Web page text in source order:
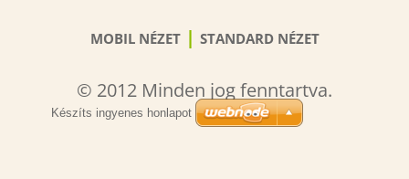
MOBIL NÉZET | STANDARD NÉZET
© 2012 Minden jog fenntartva.
Készíts ingyenes honlapot